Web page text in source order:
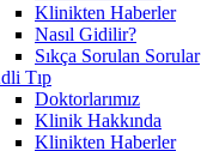
Klinikten Haberler
Nasıl Gidilir?
Sıkça Sorulan Sorular
Tıp
Doktorlarımız
Klinik Hakkında
Klinikten Haberler